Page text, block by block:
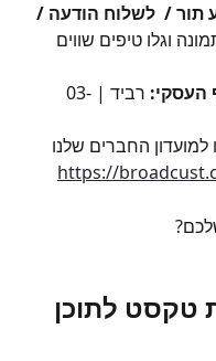
תור /  לשלוח הודעה /
וגלו טיפים שווים
העסקי:
רביד | 03-
למועדון החברים שלנו
https://
הוספת טקסט לתוכן